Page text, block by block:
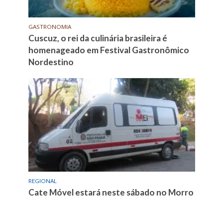
GASTRONOMIA
Cuscuz, o rei da culinária brasileira é
homenageado em Festival Gastronômico
Nordestino
REGIONAL
Cate Móvel estará neste sábado no Morro